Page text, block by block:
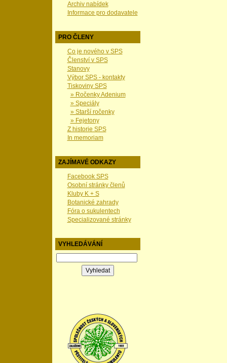
Archiv nabídek
Informace pro dodavatele
PRO ČLENY
Co je nového v SPS
Členství v SPS
Stanovy
Výbor SPS - kontakty
Tiskoviny SPS
» Ročenky Adenium
» Speciály
» Starší ročenky
» Fejetony
Z historie SPS
In memoriam
ZAJÍMAVÉ ODKAZY
Facebook SPS
Osobní stránky členů
Kluby K + S
Botanické zahrady
Fóra o sukulentech
Specializované stránky
VYHLEDÁVÁNÍ